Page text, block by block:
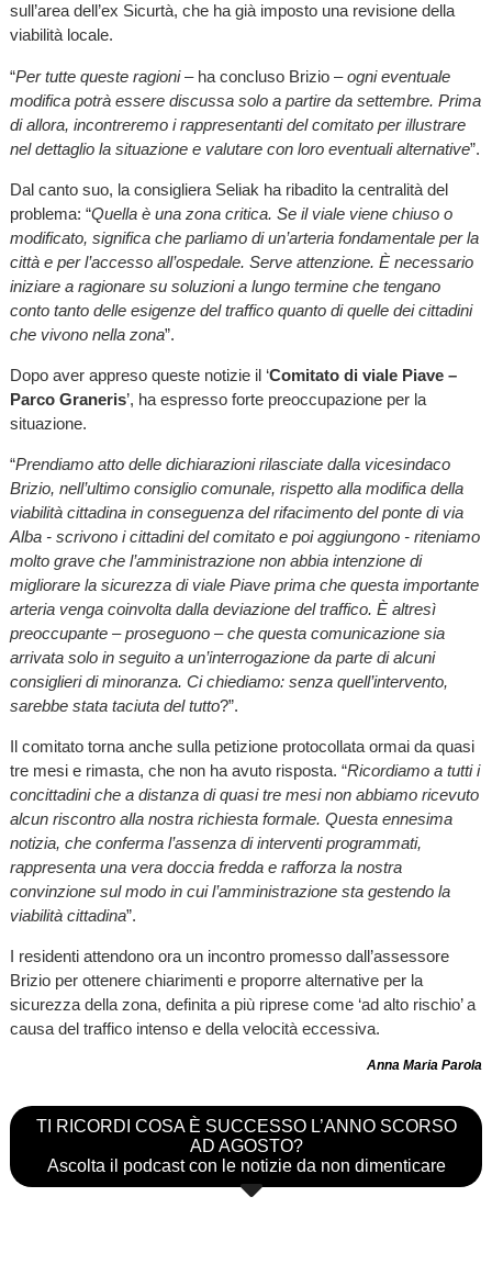
sull’area dell’ex Sicurtà, che ha già imposto una revisione della
viabilità locale.
“Per tutte queste ragioni– ha concluso Brizio –ogni eventuale
modifica potrà essere discussa solo a partire da settembre. Prima
di allora, incontreremo i rappresentanti del comitato per illustrare
nel dettaglio la situazione e valutare con loro eventuali alternative”.
Dal canto suo, la consigliera Seliak ha ribadito la centralità del
problema: “Quella è una zona critica. Se il viale viene chiuso o
modificato, significa che parliamo di un’arteria fondamentale per la
città e per l’accesso all’ospedale. Serve attenzione. È necessario
iniziare a ragionare su soluzioni a lungo termine che tengano
conto tanto delle esigenze del traffico quanto di quelle dei cittadini
che vivono nella zona”.
Dopo aver appreso queste notizie il ‘Comitato di viale Piave –
Parco Graneris’, ha espresso forte preoccupazione per la
situazione.
“Prendiamo atto delle dichiarazioni rilasciate dalla vicesindaco
Brizio, nell’ultimo consiglio comunale, rispetto alla modifica della
viabilità cittadina in conseguenza del rifacimento del ponte di via
Alba - scrivono i cittadini del comitato e poi aggiungono - riteniamo
molto grave che l’amministrazione non abbia intenzione di
migliorare la sicurezza di viale Piave prima che questa importante
arteria venga coinvolta dalla deviazione del traffico. È altresì
preoccupante – proseguono – che questa comunicazione sia
arrivata solo in seguito a un’interrogazione da parte di alcuni
consiglieri di minoranza. Ci chiediamo: senza quell’intervento,
sarebbe stata taciuta del tutto?”.
Il comitato torna anche sulla petizione protocollata ormai da quasi
tre mesi e rimasta, che non ha avuto risposta. “Ricordiamo a tutti i
concittadini che a distanza di quasi tre mesi non abbiamo ricevuto
alcun riscontro alla nostra richiesta formale. Questa ennesima
notizia, che conferma l’assenza di interventi programmati,
rappresenta una vera doccia fredda e rafforza la nostra
convinzione sul modo in cui l’amministrazione sta gestendo la
viabilità cittadina”.
I residenti attendono ora un incontro promesso dall’assessore
Brizio per ottenere chiarimenti e proporre alternative per la
sicurezza della zona, definita a più riprese come ‘ad alto rischio’ a
causa del traffico intenso e della velocità eccessiva.
Anna Maria Parola
TI RICORDI COSA È SUCCESSO L’ANNO SCORSO
AD AGOSTO?
Ascolta il podcast con le notizie da non dimenticare